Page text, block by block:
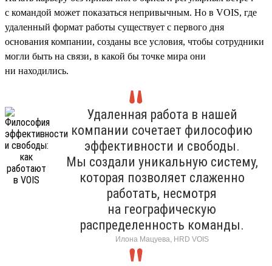
с командой может показаться непривычным. Но в VOIS, где
удаленный формат работы существует с первого дня
основания компании, созданы все условия, чтобы сотрудники
могли быть на связи, в какой бы точке мира они
ни находились.
Удаленная работа в нашей
компании сочетает философию
эффективности и свободы.
Мы создали уникальную систему,
которая позволяет слаженно
работать, несмотря
на географическую
распределенность команды.
Илона Мацуева, HRD VOIS